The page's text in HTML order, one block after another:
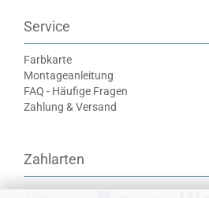
Service
Farbkarte
Montageanleitung
FAQ - Häufige Fragen
Zahlung & Versand
Zahlarten